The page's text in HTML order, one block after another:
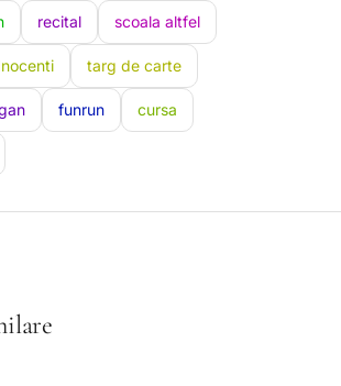
recital scoala altfel
targ de carte
funrun cursa